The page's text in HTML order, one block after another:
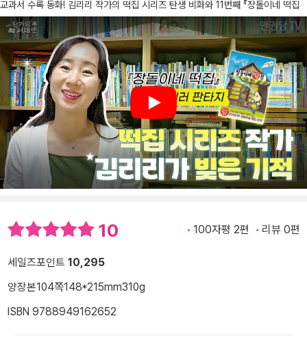
교과서 수록 동화! 김리리 작가의 떡집 시리즈 탄생 비화와 11번째 『장돌이네 떡집
Play
10 100자평 2편 리뷰 0편
세일즈포인트 10,295
양장본104쪽148*215mm310g
ISBN 9788949162652